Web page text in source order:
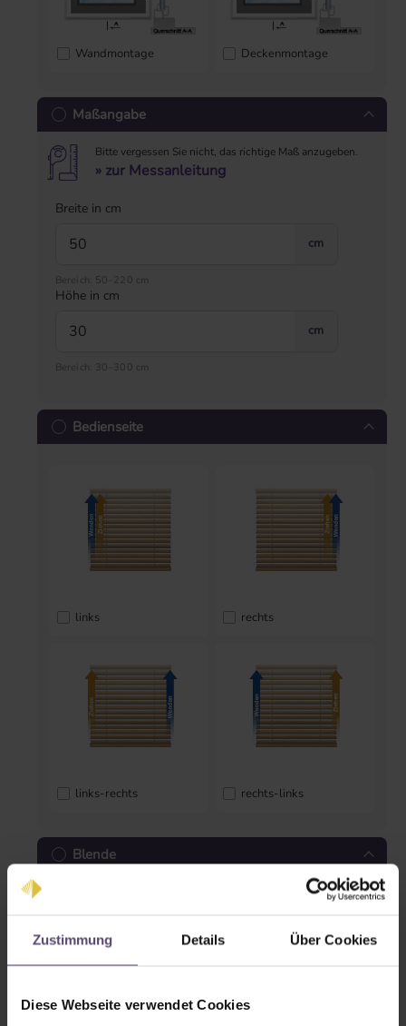
Zustimmung Details Über Cookies
Diese Webseite verwendet Cookies
Wandmontage Deckenmontage
Maßangabe
Bitte vergessen Sie nicht, das richtige Maß anzugeben.
» zur Messanleitung
Breite in cm
cm
Bereich: 50–220 cm
Höhe in cm
cm
Bereich: 30–300 cm
Bedienseite
links rechts
links-rechts rechts-links
Blende
Blende gerade Blende geschlossen